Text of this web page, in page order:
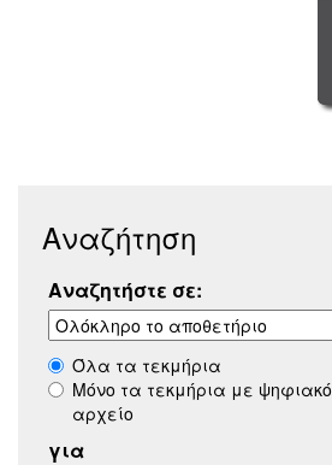
Αναζήτηση
Αναζητήστε σε:
Όλα τα τεκμήρια
Μόνο τα τεκμήρια με ψηφιακό
αρχείο
για